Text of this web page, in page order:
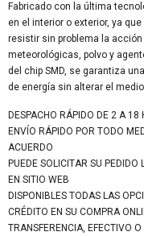
Fabricado con la última
en el interior o exterior, ya
resistir sin problema la
meteorológicas, polvo y
del chip SMD, se garantiza
de energía sin alterar el
DESPACHO RÁPIDO DE 2 A 18
ENVÍO RÁPIDO POR TODO
ACUERDO
PUEDE SOLICITAR SU
EN SITIO WEB
DISPONIBLES TODAS LAS
CRÉDITO EN SU COMPRA
TRANSFERENCIA, EFECTIVO